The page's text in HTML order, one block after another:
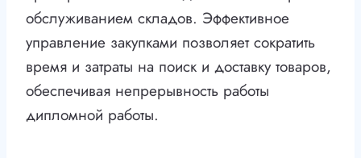
обслуживанием складов. Эффективное
управление закупками позволяет сократить
время и затраты на поиск и доставку товаров,
обеспечивая непрерывность работы
дипломной работы.